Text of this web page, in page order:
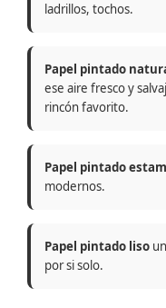
ladrillos, tochos.
Papel pintado
ese aire fresco y
rincón favorito.
Papel pintado
modernos.
Papel pintado liso
por si solo.